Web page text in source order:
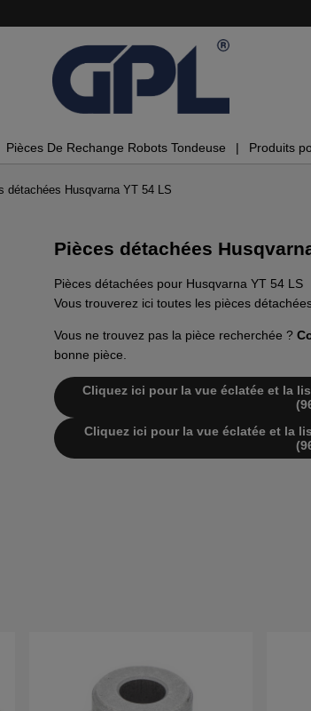
Pièces De Rechange Robots Tondeuse Produits
détachées Husqvarna YT 54 LS
Pièces détachées
Pièces détachées pour Husqvarna YT 54 LS
Vous trouverez ici toutes les pièces
Vous ne trouvez pas la pièce recherchée ?
bonne pièce.
Cliquez ici pour la vue éclatée et la
Cliquez ici pour la vue éclatée et la